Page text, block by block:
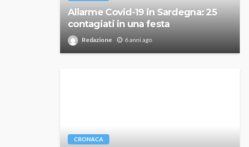
Allarme Covid-19 in Sardegna: 25
contagiati in una festa
Redazione 6 anni ago
CRONACA